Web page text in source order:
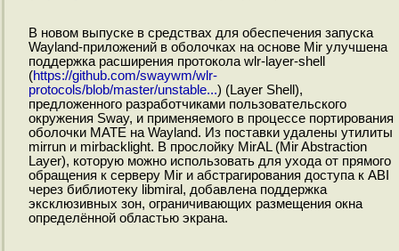
В новом выпуске в средствах для обеспечения запуска
Wayland-приложений в оболочках на основе Mir улучшена
поддержка расширения протокола wlr-layer-shell
(https://github.com/swaywm/wlr-
protocols/blob/master/unstable...) (Layer Shell),
предложенного разработчиками пользовательского
окружения Sway, и применяемого в процессе портирования
оболочки MATE на Wayland. Из поставки удалены утилиты
mirrun и mirbacklight. В прослойку MirAL (Mir Abstraction
Layer), которую можно использовать для ухода от прямого
обращения к серверу Mir и абстрагирования доступа к ABI
через библиотеку libmiral, добавлена поддержка
эксклюзивных зон, ограничивающих размещения окна
определённой областью экрана.